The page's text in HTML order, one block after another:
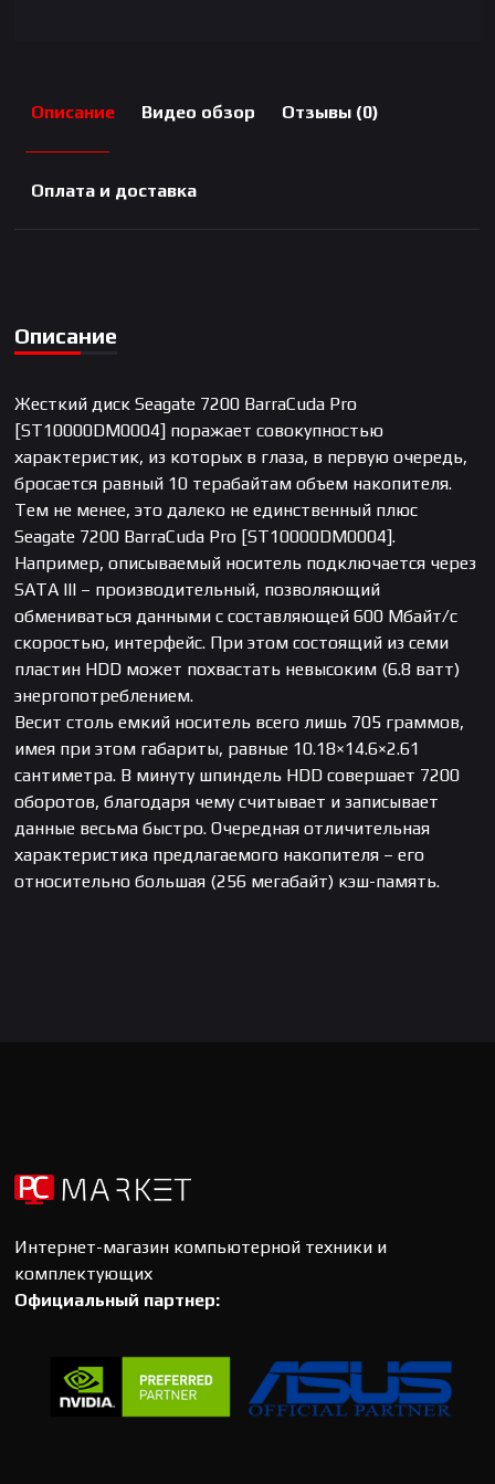
Описание Видео обзор Отзывы (0)
Оплата и доставка
Описание
Жесткий диск Seagate 7200 BarraCuda Pro
[ST10000DM0004] поражает совокупностью
характеристик, из которых в глаза, в первую очередь,
бросается равный 10 терабайтам объем накопителя.
Тем не менее, это далеко не единственный плюс
Seagate 7200 BarraCuda Pro [ST10000DM0004].
Например, описываемый носитель подключается через
SATA III – производительный, позволяющий
обмениваться данными с составляющей 600 Мбайт/с
скоростью, интерфейс. При этом состоящий из семи
пластин HDD может похвастать невысоким (6.8 ватт)
энергопотреблением.
Весит столь емкий носитель всего лишь 705 граммов,
имея при этом габариты, равные 10.18×14.6×2.61
сантиметра. В минуту шпиндель HDD совершает 7200
оборотов, благодаря чему считывает и записывает
данные весьма быстро. Очередная отличительная
характеристика предлагаемого накопителя – его
относительно большая (256 мегабайт) кэш-память.
Интернет-магазин компьютерной техники и
комплектующих
Официальный партнер: